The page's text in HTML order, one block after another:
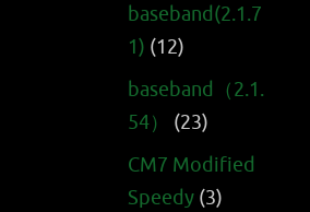
baseband(2.1.7
1) (12)
baseband（2.1.
54）
(23)
CM7 Modified
Speedy (3)